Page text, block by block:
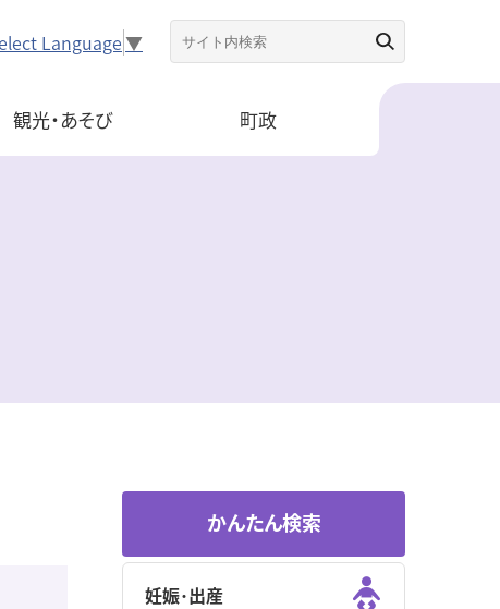
観光・あそび 町政
Language▼
かんたん検索
妊娠･出産